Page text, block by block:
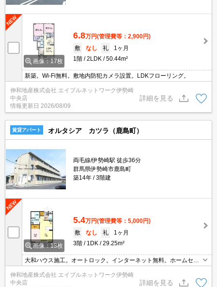
画像：17枚
6.8万円(管理費等：2,900円)
敷
なし 礼
1ヶ月
1階
2LDK 50.44m²
新築。Wi-Fi無料。敷地内防犯カメラ設置。LDKフローリング。
伸和地産株式会社 エイブルネットワーク伊勢崎
中央店
情報更新日 2026/08/09
詳細を見る
賃貸アパート オルタシア カツラ（鹿島町）
両毛線/伊勢崎駅 徒歩36分
群馬県伊勢崎市鹿島町
築14年
3階建
画像：13枚
5.4万円(管理費等：5,000円)
敷
なし 礼
1ヶ月
3階
1DK 29.25m²
大和ハウス施工。オートロック。インターネット無料。ホームセキ
ュリティーシステム標準搭載。
伸和地産株式会社 エイブルネットワーク伊勢崎
中央店
詳細を見る